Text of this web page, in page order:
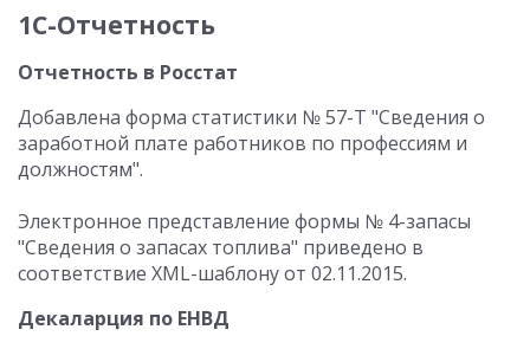
1С-Отчетность
Отчетность в Росстат
Добавлена форма статистики № 57-Т "Сведения о
заработной плате работников по профессиям и
должностям".
Электронное представление формы № 4-запасы
"Сведения о запасах топлива" приведено в
соответствие XML-шаблону от 02.11.2015.
Декаларция по ЕНВД